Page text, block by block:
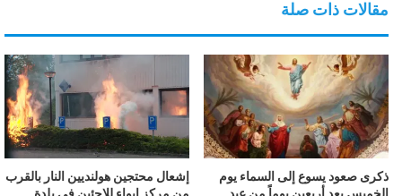
مقالات ذات صلة
ذكرى صعود يسوع إلى السماء يوم
إشعال محتجين هولنديين النار بالقرب